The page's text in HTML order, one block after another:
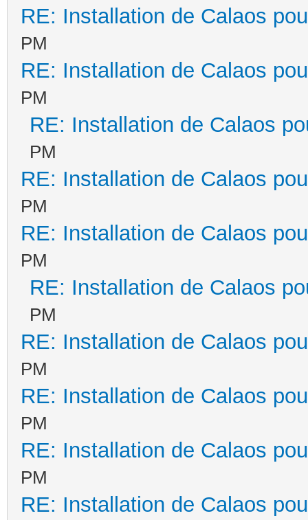
RE: Installation de Calaos
PM
RE: Installation de Calaos
PM
RE: Installation de Calaos
PM
RE: Installation de Calaos
PM
RE: Installation de Calaos
PM
RE: Installation de Calaos
PM
RE: Installation de Calaos
PM
RE: Installation de Calaos
PM
RE: Installation de Calaos
PM
RE: Installation de Calaos